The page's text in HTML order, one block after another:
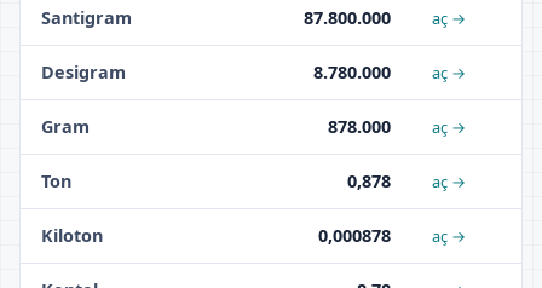
Santigram 87.800.000 aç →
Desigram 8.780.000 aç →
Gram 878.000 aç →
Ton 0,878 aç →
Kiloton 0,000878 aç →